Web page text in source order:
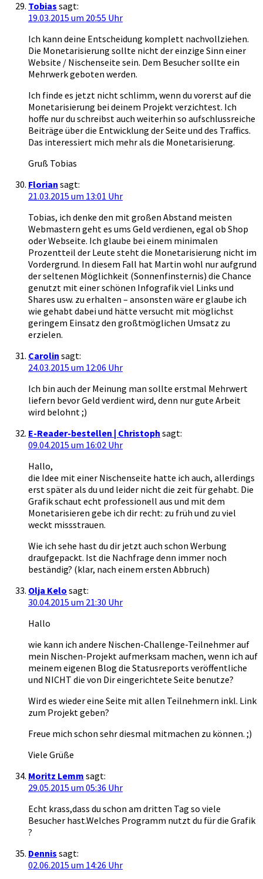
Tobias sagt:
19.03.2015 um 20:55 Uhr
Ich kann deine Entscheidung komplett nachvollziehen.
Die Monetarisierung sollte nicht der einzige Sinn einer
Website / Nischenseite sein. Dem Besucher sollte ein
Mehrwerk geboten werden.
Ich finde es jetzt nicht schlimm, wenn du vorerst auf die
Monetarisierung bei deinem Projekt verzichtest. Ich
hoffe nur du schreibst auch weiterhin so aufschlussreiche
Beiträge über die Entwicklung der Seite und des Traffics.
Das interessiert mich mehr als die Monetarisierung.
Gruß Tobias
Florian sagt:
21.03.2015 um 13:01 Uhr
Tobias, ich denke den mit großen Abstand meisten
Webmastern geht es ums Geld verdienen, egal ob Shop
oder Webseite. Ich glaube bei einem minimalen
Prozentteil der Leute steht die Monetarisierung nicht im
Vordergrund. In diesem Fall hat Martin wohl nur aufgrund
der seltenen Möglichkeit (Sonnenfinsternis) die Chance
genutzt mit einer schönen Infografik viel Links und
Shares usw. zu erhalten – ansonsten wäre er glaube ich
wie gehabt dabei und hätte versucht mit möglichst
geringem Einsatz den großtmöglichen Umsatz zu
erzielen.
Carolin sagt:
24.03.2015 um 12:06 Uhr
Ich bin auch der Meinung man sollte erstmal Mehrwert
liefern bevor Geld verdient wird, denn nur gute Arbeit
wird belohnt ;)
E-Reader-bestellen | Christoph sagt:
09.04.2015 um 16:02 Uhr
Hallo,
die Idee mit einer Nischenseite hatte ich auch, allerdings
erst später als du und leider nicht die zeit für gehabt. Die
Grafik schaut echt professionell aus und mit dem
Monetarisieren gebe ich dir recht: zu früh und zu viel
weckt missstrauen.
Wie ich sehe hast du dir jetzt auch schon Werbung
draufgepackt. Ist die Nachfrage denn immer noch
beständig? (klar, nach einem ersten Abbruch)
Olja Kelo sagt:
30.04.2015 um 21:30 Uhr
Hallo
wie kann ich andere Nischen-Challenge-Teilnehmer auf
mein Nischen-Projekt aufmerksam machen, wenn ich auf
meinem eigenen Blog die Statusreports veröffentliche
und NICHT die von Dir eingerichtete Seite benutze?
Wird es wieder eine Seite mit allen Teilnehmern inkl. Link
zum Projekt geben?
Freue mich schon sehr diesmal mitmachen zu können. ;)
Viele Grüße
Moritz Lemm sagt:
29.05.2015 um 05:36 Uhr
Echt krass,dass du schon am dritten Tag so viele
Besucher hast.Welches Programm nutzt du für die Grafik
?
Dennis sagt:
02.06.2015 um 14:26 Uhr